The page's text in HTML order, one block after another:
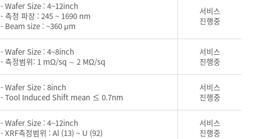
- Wafer Size : 4~12inch
- 측정 파장 : 245 ~ 1690 nm
- Beam size : ~360 μm
서비스
진행중
- Wafer Size : 4~8inch
- 측정범위: 1 mΩ/sq ∼ 2 MΩ/sq
서비스
진행중
- Wafer Size : 8inch
- Tool Induced Shift mean ≤ 0.7nm
서비스
진행중
- Wafer Size : 4~12inch
- XRF측정범위 : Al (13) ~ U (92)
서비스
진행중